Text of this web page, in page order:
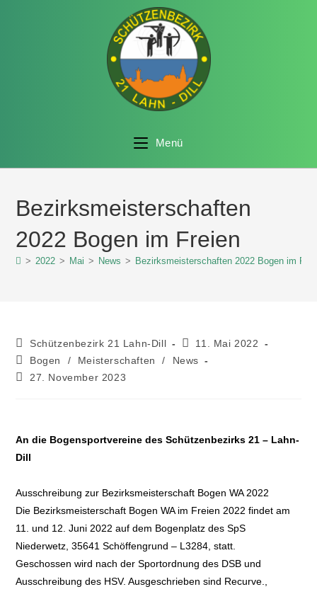
Menü
Bezirksmeisterschaften
2022 Bogen im Freien
> 2022 > Mai > News > Bezirksmeisterschaften 2022 Bogen im
Schützenbezirk 21 Lahn-Dill
11. Mai 2022
Bogen
/ Meisterschaften /
News
27. November 2023
An die Bogensportvereine des Schützenbezirks 21 – Lahn-
Dill
Ausschreibung zur Bezirksmeisterschaft Bogen WA 2022
Die Bezirksmeisterschaft Bogen WA im Freien 2022 findet am
11. und 12. Juni 2022 auf dem Bogenplatz des SpS
Niederwetz, 35641 Schöffengrund – L3284, statt.
Geschossen wird nach der Sportordnung des DSB und
Ausschreibung des HSV. Ausgeschrieben sind Recurve.,